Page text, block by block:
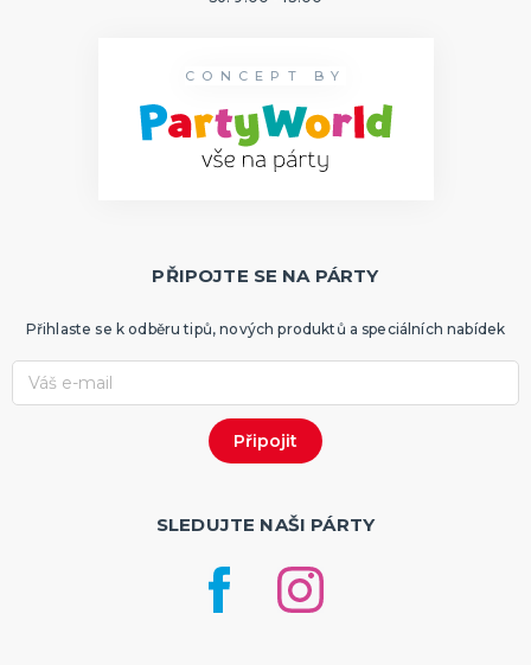
CONCEPT BY
PŘIPOJTE SE NA PÁRTY
Přihlaste se k odběru tipů, nových produktů a speciálních nabídek
SLEDUJTE NAŠI PÁRTY